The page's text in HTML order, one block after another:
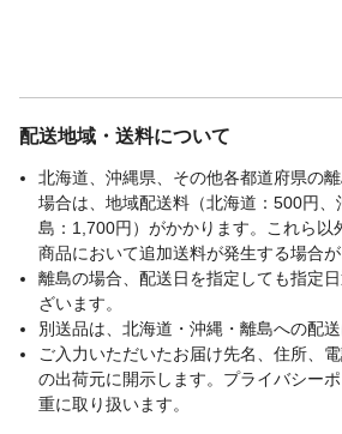
配送地域・送料について
北海道、沖縄県、その他各都道府県の
場合は、地域配送料（北海道：500円
島：1,700円）がかかります。これら以
商品において追加送料が発生する場合が
離島の場合、配送日を指定しても指定
ざいます。
別送品は、北海道・沖縄・離島への配送
ご入力いただいたお届け先名、住所、
の出荷元に開示します。プライバシー
重に取り扱います。